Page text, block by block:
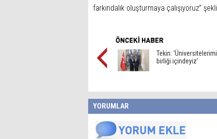
farkındalık oluşturmaya çalışıyoruz”
Tekin:
birliği içindeyiz’
YORUMLAR